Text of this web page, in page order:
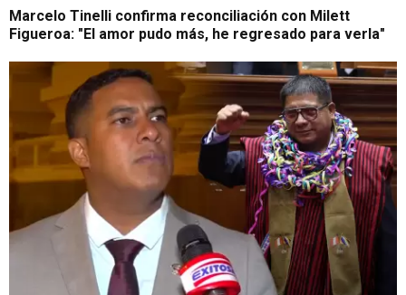
Marcelo Tinelli confirma reconciliación con Milett
Figueroa: "El amor pudo más, he regresado para verla"